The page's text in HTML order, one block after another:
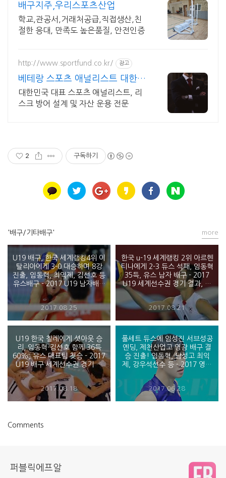
배구지주,우리스포츠산업
학교,관공서,거래처공급,직접생산,친
절한 응대, 만족도 높은품질, 안전인증
http://www.sportfund.co.kr/ 광고
베테랑 스포츠 애널리스트 대한민
국 1순위 전력 분석가
대한민국 대표 스포츠 애널리스트, 리
스크 방어 설계 및 자산 운용 전문
2 구독하기
'배구/기타배구'
U19 배구, 한국 세계랭킹4위 이
탈리아에게 3-0 대승하며 8강
진출, 임동혁, 최익제, 김선호 등
유스배구 - 2017 U19 남자배구
세계 선수권
2017.08.25
한국 u-19 세계랭킹 2위 아르헨
티나에게 2-3 듀스 석패, 임동혁
35득, 유스 남자 배구 - 2017
U19 세계선수권 경기 결과, 바
2017.08.21
U19 한국 칠레에게 셧아웃 승
리, 임동혁-김선호 함께 36득
60%, 유스 대표팀 첫승 - 2017
U19 배구 세계선수권 경기 결
과
2017.08.18
풀세트 듀스에 임성진 서브성공
엔딩, 제천산업고 영광 배구 결
승 진출! 임동혁, 남성고 최익
제, 강우석선수 등 - 2017 영광
배 중고배구 남고부 준결승
2017.06.28
more
Comments
퍼블릭에프알